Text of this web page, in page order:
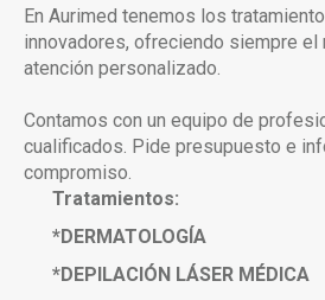
En Aurimed tenemos los
innovadores, ofreciendo siempre el
atención personalizado.
Contamos con un equipo de
cualificados. Pide presupuesto e
compromiso.
Tratamientos:
*DERMATOLOGÍA
*DEPILACIÓN LÁSER MÉDICA